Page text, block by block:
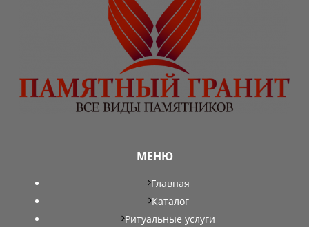
МЕНЮ
Главная
Каталог
Ритуальные услуги